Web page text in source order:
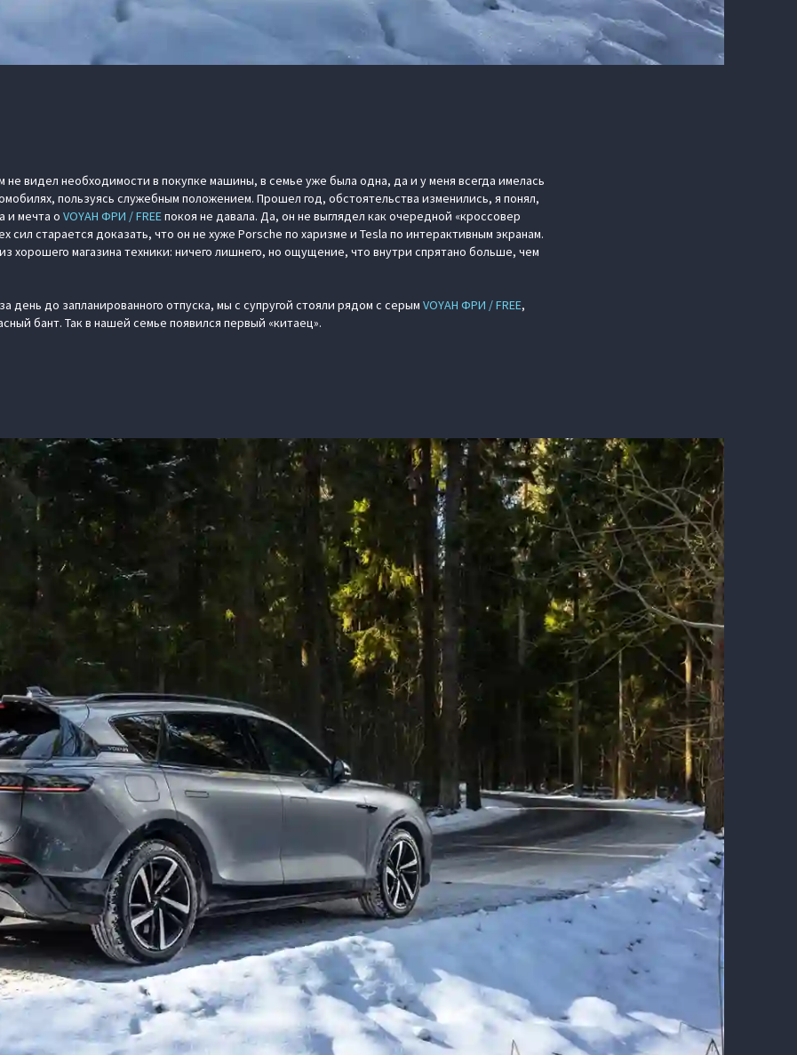
не видел необходимости в покупке машины, в семье уже была одна, да и у меня всегда имелась
пользуясь служебным положением. Прошел год, обстоятельства изменились, я понял,
и мечта о VOYAH ФРИ / FREEпокоя не давала. Да, он не выглядел как очередной «кроссовер
сил старается доказать, что он не хуже Porsche по харизме и Tesla по интерактивным экранам.
хорошего магазина техники: ничего лишнего, но ощущение, что внутри спрятано больше, чем
день до запланированного отпуска, мы с супругой стояли рядом с серым VOYAH ФРИ / FREE,
бант. Так в нашей семье появился первый «китаец».